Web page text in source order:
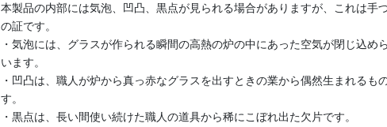
本製品の内部には気泡、凹凸、黒点が見られる場合がありますが、これは手
の証です。
・気泡には、グラスが作られる瞬間の高熱の炉の中にあった空気が閉じ込め
います。
・凹凸は、職人が炉から真っ赤なグラスを出すときの業から偶然生まれるも
す。
・黒点は、長い間使い続けた職人の道具から稀にこぼれ出た欠片です。